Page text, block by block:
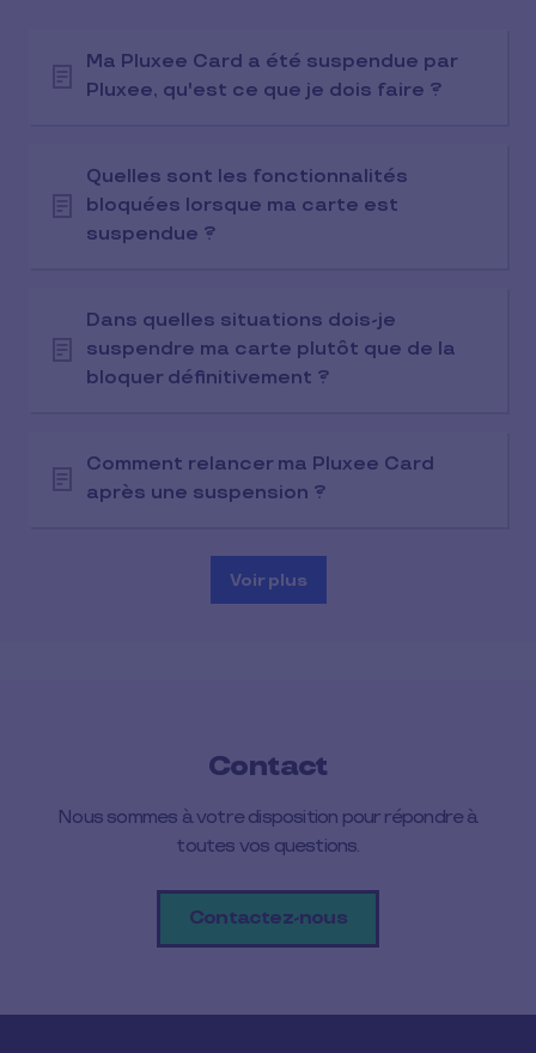
Ma Pluxee Card a été suspendue par
Pluxee, qu'est ce que je dois faire ?
Quelles sont les fonctionnalités
bloquées lorsque ma carte est
suspendue ?
Dans quelles situations dois-je
suspendre ma carte plutôt que de la
bloquer définitivement ?
Comment relancer ma Pluxee Card
après une suspension ?
Voir plus
Contact
Nous sommes à votre disposition pour répondre à
toutes vos questions.
Contactez-nous